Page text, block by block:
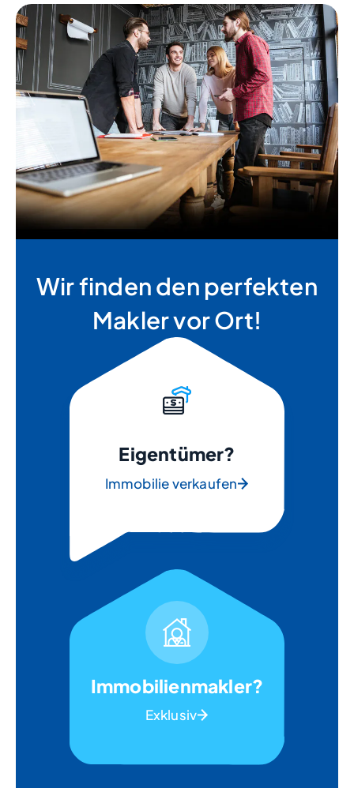
Wir finden den perfekten
Makler vor Ort!
Eigentümer?
Immobilie verkaufen
Immobilienmakler?
Exklusiv